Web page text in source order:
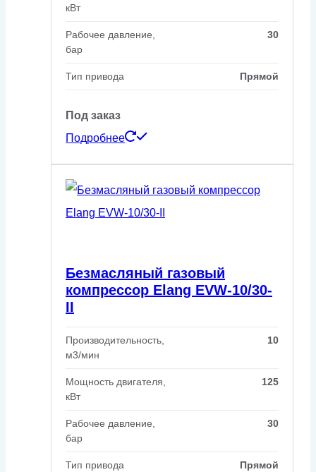
кВт
Рабочее давление,
бар
30
Тип привода Прямой
Под заказ
Подробнее
Безмасляный газовый
компрессор Elang EVW-10/30-
II
Производительность,
м3/мин
10
Мощность двигателя,
кВт
125
Рабочее давление,
бар
30
Тип привода Прямой